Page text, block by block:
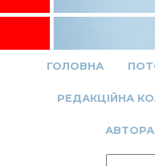
ГОЛОВНА
РЕДАКЦІЙНА